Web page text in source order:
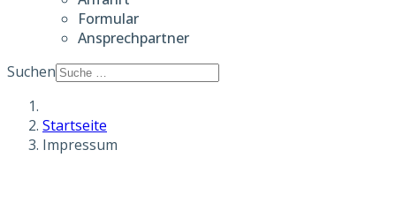
Formular
Ansprechpartner
Suchen
Startseite
Impressum